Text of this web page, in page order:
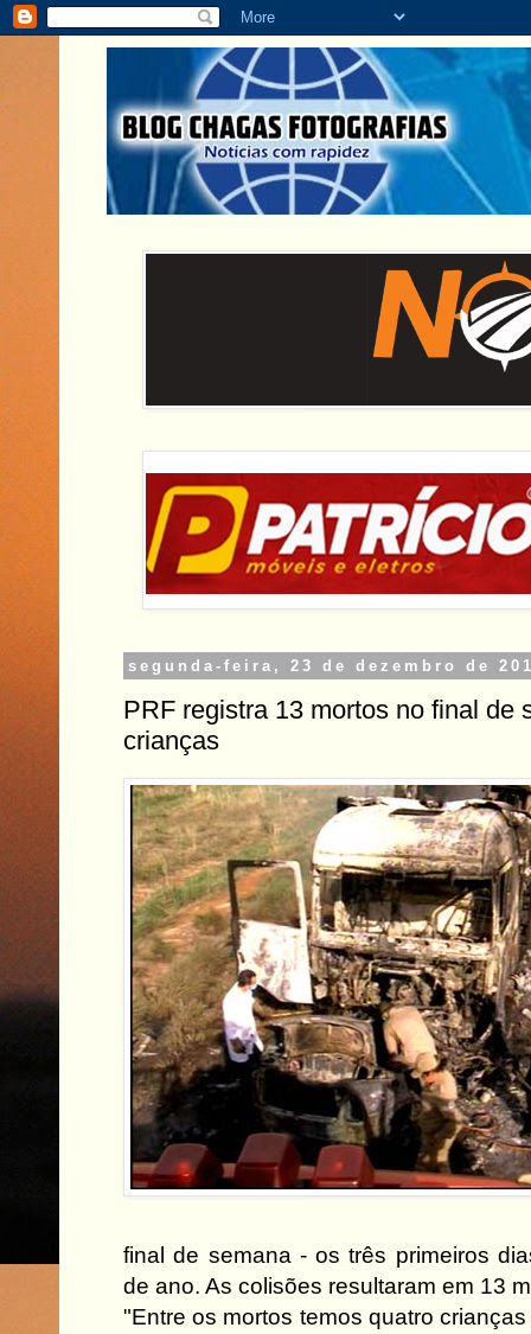
segunda-feira, 23 de dezembro de
PRF registra 13 mortos no final de
crianças
final de semana - os três primeiros
de ano. As colisões resultaram em 13
"Entre os mortos temos quatro